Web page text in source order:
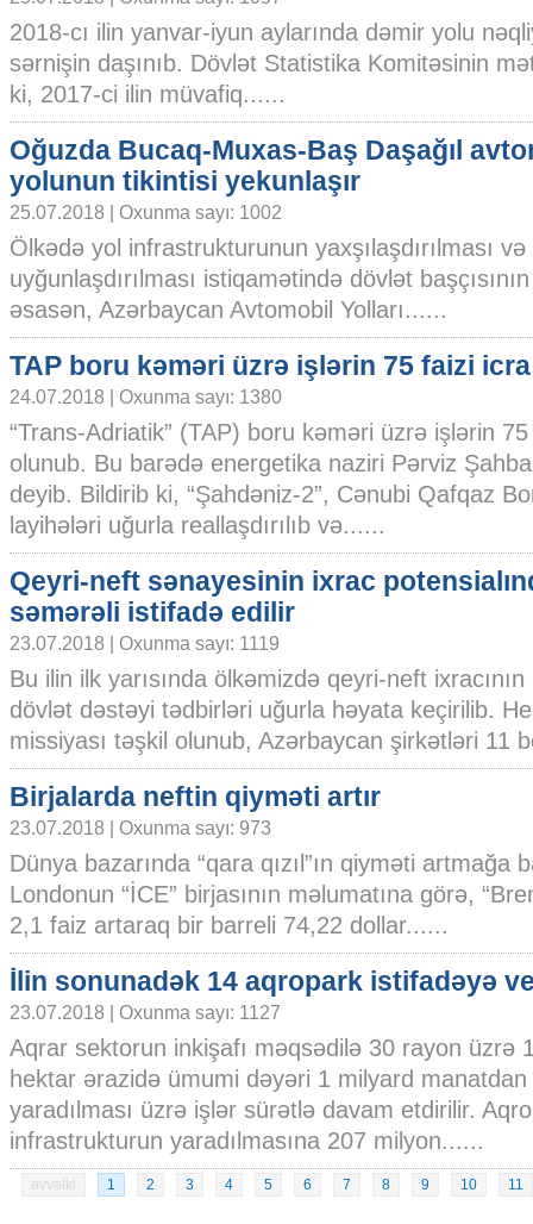
2018-cı ilin yanvar-iyun aylarında dəmir yolu
sərnişin daşınıb. Dövlət Statistika Komitəsinin
ki, 2017-ci ilin müvafiq......
Oğuzda Bucaq-Muxas-Baş Daşağıl
yolunun tikintisi yekunlaşır
25.07.2018 | Oxunma sayı: 1002
Ölkədə yol infrastrukturunun yaxşılaşdırılması
uyğunlaşdırılması istiqamətində dövlət
əsasən, Azərbaycan Avtomobil Yolları......
TAP boru kəməri üzrə işlərin 75 faizi
24.07.2018 | Oxunma sayı: 1380
“Trans-Adriatik” (TAP) boru kəməri üzrə işlərin
olunub. Bu barədə energetika naziri Pərviz
deyib. Bildirib ki, “Şahdəniz-2”, Cənubi Qafqaz
layihələri uğurla reallaşdırılıb və......
Qeyri-neft sənayesinin ixrac
səmərəli istifadə edilir
23.07.2018 | Oxunma sayı: 1119
Bu ilin ilk yarısında ölkəmizdə qeyri-neft ixracının
dövlət dəstəyi tədbirləri uğurla həyata keçirilib.
missiyası təşkil olunub, Azərbaycan şirkətləri 11
Birjalarda neftin qiyməti artır
23.07.2018 | Oxunma sayı: 973
Dünya bazarında “qara qızıl”ın qiyməti artmağa
Londonun “İCE” birjasının məlumatına görə,
2,1 faiz artaraq bir barreli 74,22 dollar......
İlin sonunadək 14 aqropark istifadəyə
23.07.2018 | Oxunma sayı: 1127
Aqrar sektorun inkişafı məqsədilə 30 rayon üzrə
hektar ərazidə ümumi dəyəri 1 milyard manatdan
yaradılması üzrə işlər sürətlə davam etdirilir.
infrastrukturun yaradılmasına 207 milyon......
əvvəlki 1 2 3 4 5 6 7 8 9 10 11